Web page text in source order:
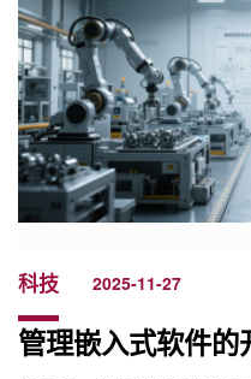
科技 2025-11-27
管理嵌入式软件的